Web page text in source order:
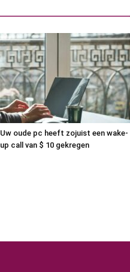
Uw oude pc heeft zojuist een wake-
up call van $ 10 gekregen